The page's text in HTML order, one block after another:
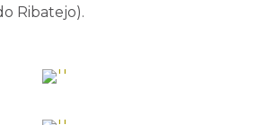
Ribatejo).